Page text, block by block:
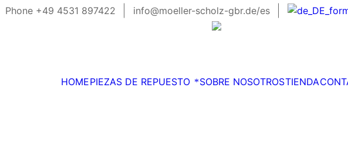
Phone +49 4531 897422 info@moeller-scholz-gbr.de/es
HOMEPIEZAS DE REPUESTO SOBRE NOSOTROSTIENDA